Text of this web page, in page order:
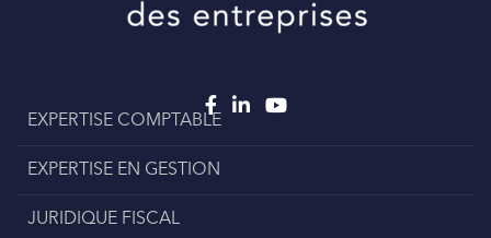
EXPERTISE COMPTABLE
EXPERTISE EN GESTION
JURIDIQUE FISCAL